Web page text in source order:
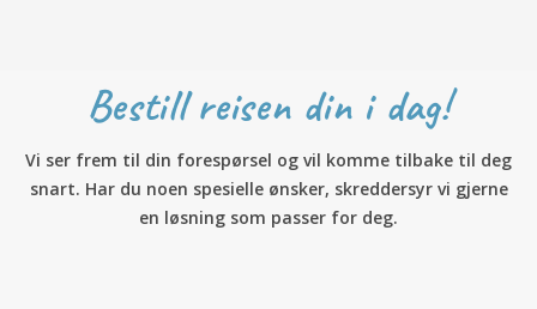
Bestill reisen din i dag!
Vi ser frem til din forespørsel og vil komme tilbake til deg
snart. Har du noen spesielle ønsker, skreddersyr vi gjerne
en løsning som passer for deg.